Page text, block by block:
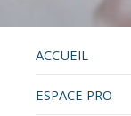
ACCUEIL
ESPACE PRO